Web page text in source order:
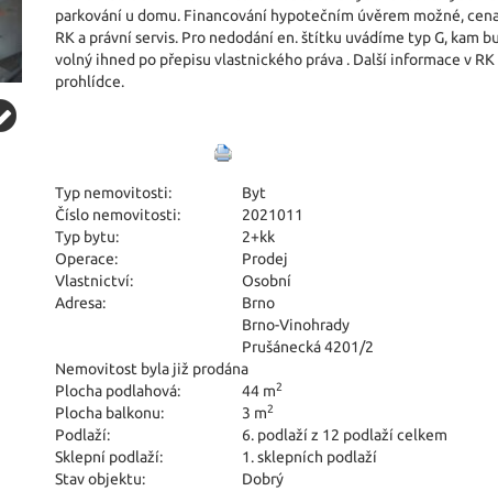
parkování u domu. Financování hypotečním úvěrem možné,
RK a právní servis. Pro nedodání en. štítku uvádíme typ G, kam
volný ihned po přepisu vlastnického práva . Další informace v
prohlídce.
Typ nemovitosti:
Byt
Číslo nemovitosti:
2021011
Typ bytu:
2+kk
Operace:
Prodej
Vlastnictví:
Osobní
Adresa:
Brno
Brno-Vinohrady
Prušánecká 4201/2
Nemovitost byla již prodána
Plocha podlahová:
44 m2
Plocha balkonu: 3 m2
Podlaží:
6. podlaží z 12 podlaží celkem
Sklepní podlaží:
1. sklepních podlaží
Stav objektu:
Dobrý